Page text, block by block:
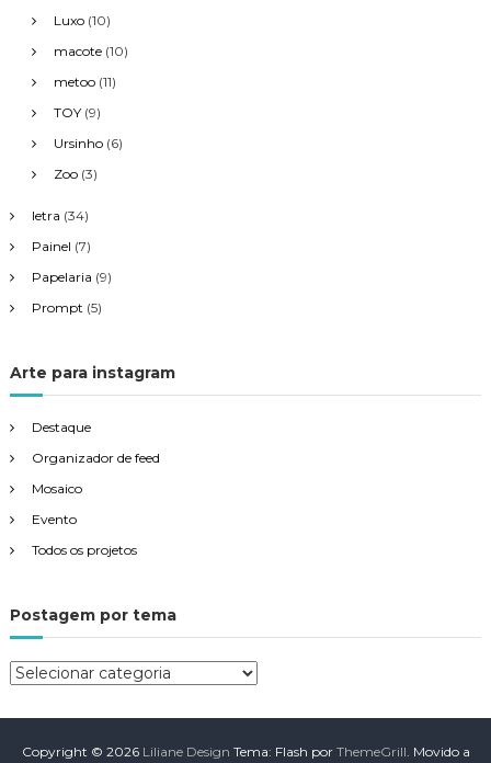
Luxo (10)
macote (10)
metoo (11)
TOY (9)
Ursinho (6)
Zoo (3)
letra (34)
Painel (7)
Papelaria (9)
Prompt (5)
Arte para instagram
Destaque
Organizador de feed
Mosaico
Evento
Todos os projetos
Postagem por tema
P
s
Copyright © 2026 Liliane Design Tema: Flash por ThemeGrill . Movido a